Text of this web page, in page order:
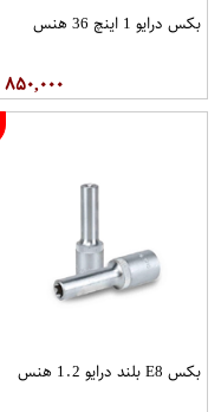
بکس درایو 1 اینچ 36 هنس
۸۵۰,۰۰۰
بکس E8 بلند درایو 1.2 هنس